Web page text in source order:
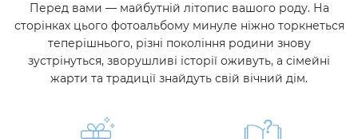
Перед вами — майбутній літопис вашого роду. На
сторінках цього фотоальбому минуле ніжно торкнеться
теперішнього, різні покоління родини знову
зустрінуться, зворушливі історії оживуть, а сімейні
жарти та традиції знайдуть свій вічний дім.